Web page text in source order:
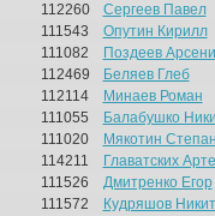
112260
Сергеев Павел
111543
Опутин Кирилл
111082
Поздеев
112469
Беляев Глеб
112114
Минаев Роман
111055
Балабушко
111020
Мякотин
114211
Главатских
111526
Дмитренко Егор
111572
Кудряшов